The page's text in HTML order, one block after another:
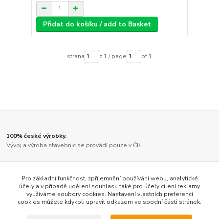
Přidat do košíku / add to Basket
strana z 1 / page of 1
100% české výrobky.
Vývoj a výroba stavebnic se provádí pouze v ČR.
Ne činskou lampičkou, jako u většiny ostatních výrobců.
Vysoký stupeň předpracovanosti.
Veškeré díly jsou pro snadnější orientaci přehledně zabaleny a barevně
Pro základní funkčnost, zpříjemnění používání webu, analytické
účely a v případě udělení souhlasu také pro účely cílení reklamy
využíváme soubory cookies. Nastavení vlastních preferencí
cookies můžete kdykoli upravit odkazem ve spodní části stránek.